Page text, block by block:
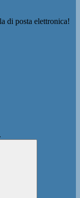
di posta elettronica!